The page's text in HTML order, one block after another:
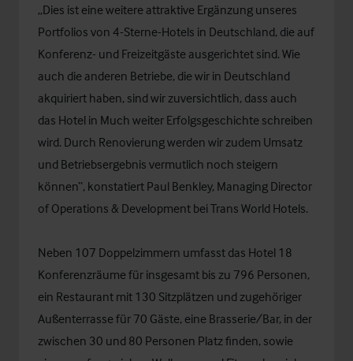
„Dies ist eine weitere attraktive Ergänzung unseres
Portfolios von 4-Sterne-Hotels in Deutschland, die auf
Konferenz- und Freizeitgäste ausgerichtet sind. Wie
auch die anderen Betriebe, die wir in Deutschland
akquiriert haben, sind wir zuversichtlich, dass auch
das Hotel in Much weiter Erfolgsgeschichte schreiben
wird. Durch Renovierung werden wir zudem Umsatz
und Betriebsergebnis vermutlich noch steigern
können“, konstatiert Paul Benkley, Managing Director
of Operations & Development bei Trans World Hotels.
Neben 107 Doppelzimmern umfasst das Hotel 18
Konferenzräume für insgesamt bis zu 796 Personen,
ein Restaurant mit 130 Sitzplätzen und zugehöriger
Außenterrasse für 70 Gäste, eine Brasserie/Bar, in der
zwischen 30 und 80 Personen Platz finden, sowie